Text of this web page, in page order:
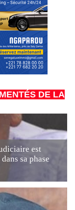
DE LA
est
sa phase